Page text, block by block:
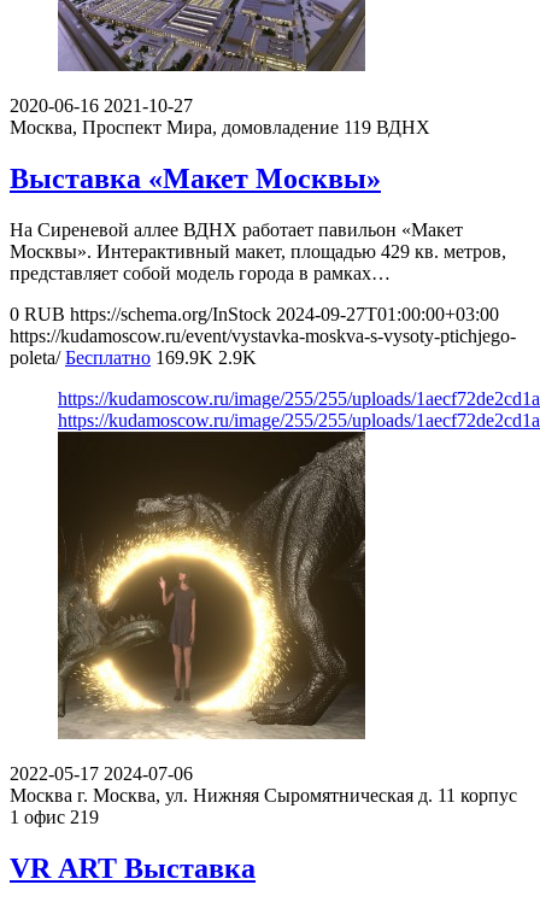
2020-06-16 2021-10-27
Москва, Проспект Мира, домовладение 119 ВДНХ
Выставка «Макет Москвы»
На Сиреневой аллее ВДНХ работает павильон «Макет
Москвы». Интерактивный макет, площадью 429 кв. метров,
представляет собой модель города в рамках…
0 RUB https://schema.org/InStock 2024-09-27T01:00:00+03:00
https://kudamoscow.ru/event/vystavka-moskva-s-vysoty-ptichjego-
poleta/ Бесплатно 169.9K 2.9K
https://kudamoscow.ru/image/255/255/uploads/
https://kudamoscow.ru/image/255/255/uploads/
2022-05-17 2024-07-06
Москва г. Москва, ул. Нижняя Сыромятническая д. 11 корпус
1 офис 219
VR ART Выставка